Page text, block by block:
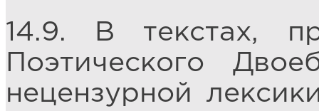
14.9. В текстах,
Поэтического
нецензурной